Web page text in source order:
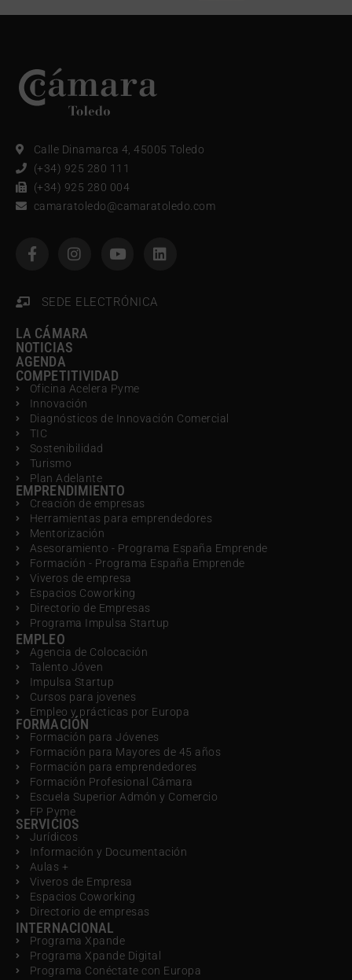
Calle Dinamarca 4, 45005 Toledo
(+34) 925 280 111
(+34) 925 280 004
camaratoledo@camaratoledo.com
SEDE ELECTRÓNICA
LA CÁMARA
NOTICIAS
AGENDA
COMPETITIVIDAD
Oficina Acelera Pyme
Innovación
Diagnósticos de Innovación Comercial
TIC
Sostenibilidad
Turismo
Plan Adelante
EMPRENDIMIENTO
Creación de empresas
Herramientas para emprendedores
Mentorización
Asesoramiento - Programa España Emprende
Formación - Programa España Emprende
Viveros de empresa
Espacios Coworking
Directorio de Empresas
Programa Impulsa Startup
EMPLEO
Agencia de Colocación
Talento Jóven
Impulsa Startup
Cursos para jovenes
Empleo y prácticas por Europa
FORMACIÓN
Formación para Jóvenes
Formación para Mayores de 45 años
Formación para emprendedores
Formación Profesional Cámara
Escuela Superior Admón y Comercio
FP Pyme
SERVICIOS
Jurídicos
Información y Documentación
Aulas +
Viveros de Empresa
Espacios Coworking
Directorio de empresas
INTERNACIONAL
Programa Xpande
Programa Xpande Digital
Programa Conéctate con Europa